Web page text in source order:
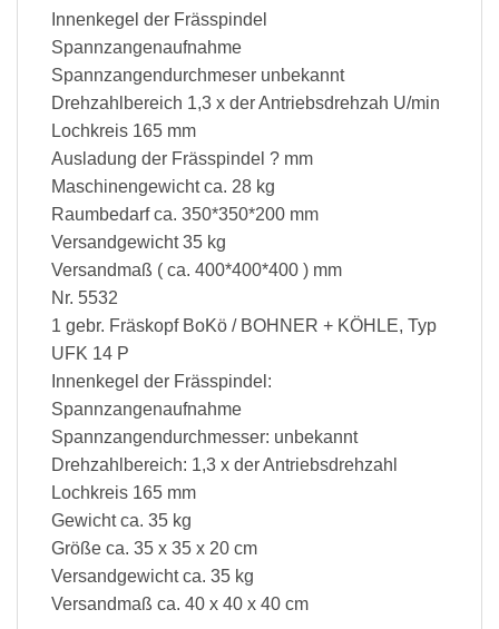
Innenkegel der Frässpindel
Spannzangenaufnahme
Spannzangendurchmeser unbekannt
Drehzahlbereich 1,3 x der Antriebsdrehzah U/min
Lochkreis 165 mm
Ausladung der Frässpindel ? mm
Maschinengewicht ca. 28 kg
Raumbedarf ca. 350*350*200 mm
Versandgewicht 35 kg
Versandmaß ( ca. 400*400*400 ) mm
Nr. 5532
1 gebr. Fräskopf BoKö / BOHNER + KÖHLE, Typ
UFK 14 P
Innenkegel der Frässpindel:
Spannzangenaufnahme
Spannzangendurchmesser: unbekannt
Drehzahlbereich: 1,3 x der Antriebsdrehzahl
Lochkreis 165 mm
Gewicht ca. 35 kg
Größe ca. 35 x 35 x 20 cm
Versandgewicht ca. 35 kg
Versandmaß ca. 40 x 40 x 40 cm